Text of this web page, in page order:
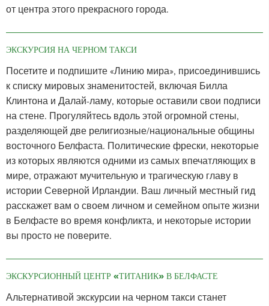
от центра этого прекрасного города.
ЭКСКУРСИЯ НА ЧЕРНОМ ТАКСИ
Посетите и подпишите «Линию мира», присоединившись
к списку мировых знаменитостей, включая Билла
Клинтона и Далай-ламу, которые оставили свои подписи
на стене. Прогуляйтесь вдоль этой огромной стены,
разделяющей две религиозные/национальные общины
восточного Белфаста. Политические фрески, некоторые
из которых являются одними из самых впечатляющих в
мире, отражают мучительную и трагическую главу в
истории Северной Ирландии. Ваш личный местный гид
расскажет вам о своем личном и семейном опыте жизни
в Белфасте во время конфликта, и некоторые истории
вы просто не поверите.
ЭКСКУРСИОННЫЙ ЦЕНТР «ТИТАНИК» В БЕЛФАСТЕ
Альтернативой экскурсии на черном такси станет